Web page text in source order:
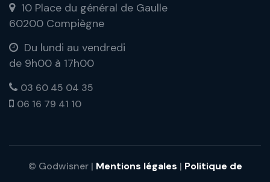
10 Place du général de Gaulle
60200 Compiègne
Du lundi au vendredi
de 9h00 à 17h00
03 60 45 04 35
06 16 79 41 10
© Godwisner | Mentions légales | Politique de